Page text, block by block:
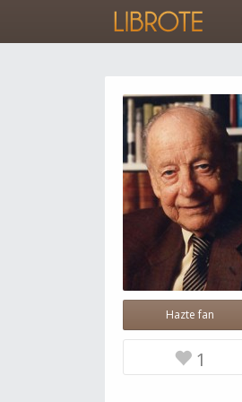
Hazte fan
1